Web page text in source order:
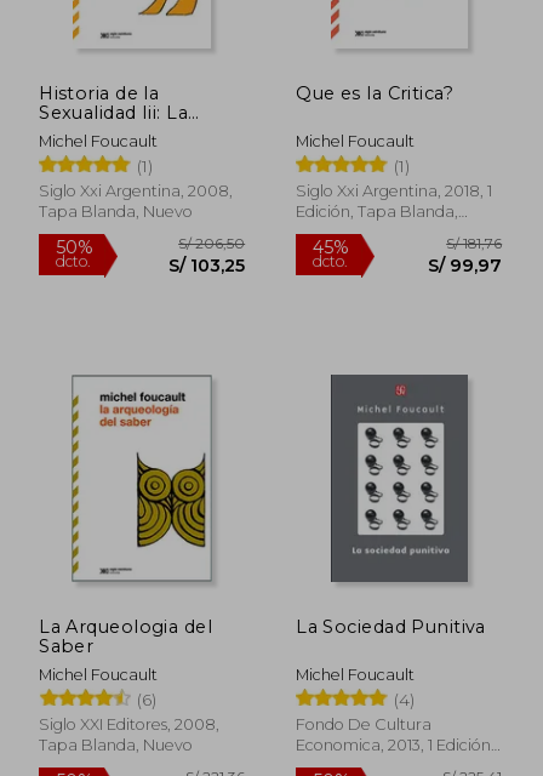
45% S/ 159,92 50%
50%
Historia de la
Sexualidad Iii: La
Inquietud de si
Michel Foucault
(1)
Siglo Xxi Argentina, 2008,
Tapa Blanda, Nuevo
Que es la Critica?
Michel Foucault
(1)
Siglo Xxi Argentina, 2018, 1
Edición, Tapa Blanda,
Nuevo
La Arqueologia del
Saber
Michel Foucault
(6)
Siglo XXI Editores, 2008,
Tapa Blanda, Nuevo
La Sociedad Punitiva
Michel Foucault
(4)
Fondo De Cultura
Economica, 2013, 1 Edición,
Tapa Blanda, Nuevo